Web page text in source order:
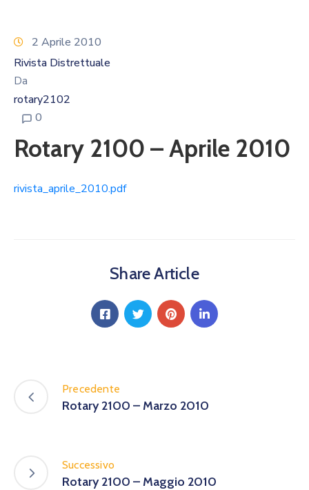
2 Aprile 2010
Rivista Distrettuale
Da
rotary2102
0
Rotary 2100 – Aprile 2010
rivista_aprile_2010.pdf
Share Article
Precedente
Rotary 2100 – Marzo 2010
Successivo
Rotary 2100 – Maggio 2010